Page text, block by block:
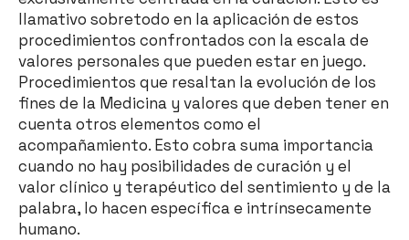
llamativo sobretodo en la aplicación de estos
procedimientos confrontados con la escala de
valores personales que pueden estar en juego.
Procedimientos que resaltan la evolución de los
fines de la Medicina y valores que deben tener en
cuenta otros elementos como el
acompañamiento. Esto cobra suma importancia
cuando no hay posibilidades de curación y el
valor clínico y terapéutico del sentimiento y de la
palabra, lo hacen específica e intrínsecamente
humano.